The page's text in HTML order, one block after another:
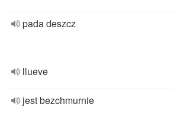
pada deszcz
llueve
jest bezchmurnie